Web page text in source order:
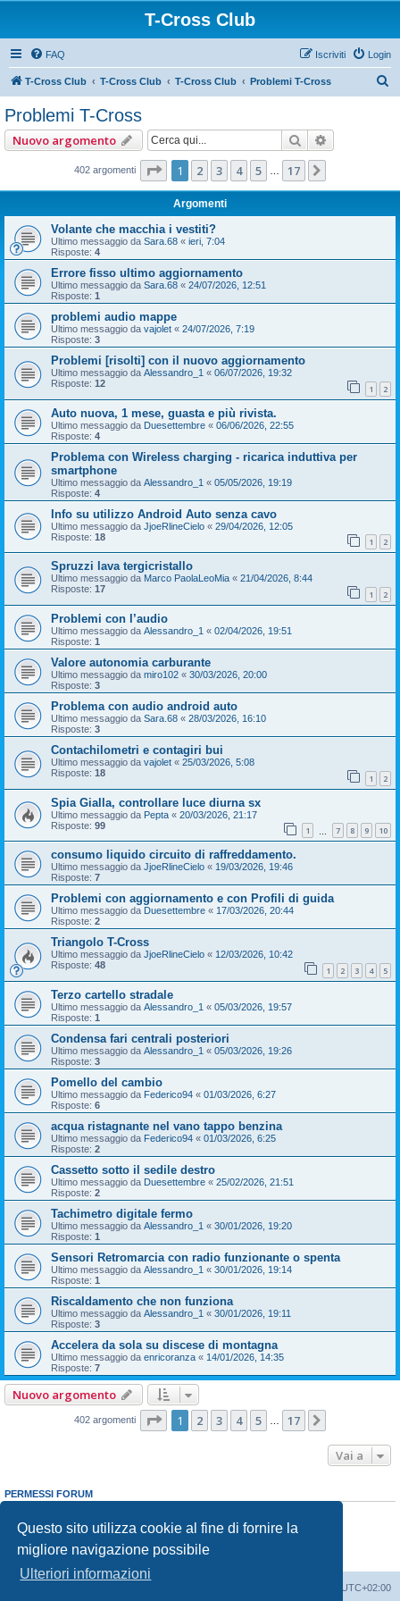
Questo sito utilizza cookie al fine di fornire la
migliore navigazione possibile
Ulteriori informazioni
T-Cross Club
FAQ Login
Iscriviti
T-Cross Club T-Cross Club T-Cross Club Problemi T-Cross
Problemi T-Cross
Nuovo argomento Cerca
402 argomenti Pagina di 17
1 2 3 4 5 17
Argomenti
Volante che macchia i vestiti?
Ultimo messaggio da Sara.68 « ieri, 7:04
Risposte: 4
Errore fisso ultimo aggiornamento
Ultimo messaggio da Sara.68 « 24/07/2026, 12:51
Risposte: 1
problemi audio mappe
Ultimo messaggio da vajolet « 24/07/2026, 7:19
Risposte: 3
Problemi [risolti] con il nuovo aggiornamento
Ultimo messaggio da Alessandro_1 « 06/07/2026, 19:32
Risposte: 12 1 2
Auto nuova, 1 mese, guasta e più rivista.
Ultimo messaggio da Duesettembre « 06/06/2026, 22:55
Risposte: 4
Problema con Wireless charging - ricarica induttiva per
smartphone
Ultimo messaggio da Alessandro_1 « 05/05/2026, 19:19
Risposte: 4
Info su utilizzo Android Auto senza cavo
Ultimo messaggio da JjoeRlineCielo « 29/04/2026, 12:05
Risposte: 18 1 2
Spruzzi lava tergicristallo
Ultimo messaggio da Marco PaolaLeoMia « 21/04/2026, 8:44
Risposte: 17 1 2
Problemi con l’audio
Ultimo messaggio da Alessandro_1 « 02/04/2026, 19:51
Risposte: 1
Valore autonomia carburante
Ultimo messaggio da miro102 « 30/03/2026, 20:00
Risposte: 3
Problema con audio android auto
Ultimo messaggio da Sara.68 « 28/03/2026, 16:10
Risposte: 3
Contachilometri e contagiri bui
Ultimo messaggio da vajolet « 25/03/2026, 5:08
Risposte: 18 1 2
Spia Gialla, controllare luce diurna sx
Ultimo messaggio da Pepta « 20/03/2026, 21:17
Risposte: 99 1 7 8 9 10
consumo liquido circuito di raffreddamento.
Ultimo messaggio da JjoeRlineCielo « 19/03/2026, 19:46
Risposte: 7
Problemi con aggiornamento e con Profili di guida
Ultimo messaggio da Duesettembre « 17/03/2026, 20:44
Risposte: 2
Triangolo T-Cross
Ultimo messaggio da JjoeRlineCielo « 12/03/2026, 10:42
Risposte: 48 1 2 3 4 5
Terzo cartello stradale
Ultimo messaggio da Alessandro_1 « 05/03/2026, 19:57
Risposte: 1
Condensa fari centrali posteriori
Ultimo messaggio da Alessandro_1 « 05/03/2026, 19:26
Risposte: 3
Pomello del cambio
Ultimo messaggio da Federico94 « 01/03/2026, 6:27
Risposte: 6
acqua ristagnante nel vano tappo benzina
Ultimo messaggio da Federico94 « 01/03/2026, 6:25
Risposte: 2
Cassetto sotto il sedile destro
Ultimo messaggio da Duesettembre « 25/02/2026, 21:51
Risposte: 2
Tachimetro digitale fermo
Ultimo messaggio da Alessandro_1 « 30/01/2026, 19:20
Risposte: 1
Sensori Retromarcia con radio funzionante o spenta
Ultimo messaggio da Alessandro_1 « 30/01/2026, 19:14
Risposte: 1
Riscaldamento che non funziona
Ultimo messaggio da Alessandro_1 « 30/01/2026, 19:11
Risposte: 3
Accelera da sola su discese di montagna
Ultimo messaggio da enricoranza « 14/01/2026, 14:35
Risposte: 7
Nuovo argomento
402 argomenti Pagina di 17
1 2 3 4 5 17
Vai a
PERMESSI FORUM
Non puoirispondere negli argomenti
Non puoimodificare i tuoi messaggi
Non puoicancellare i tuoi messaggi
Non puoi
inviare allegati
UTC+02:00